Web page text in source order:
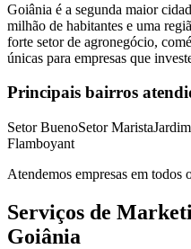
Goiânia é a segunda maior
milhão de habitantes e uma
forte setor de agronegócio,
únicas para empresas que
Principais bairros
Setor BuenoSetor Marista
Flamboyant
Atendemos empresas em todos
Serviços de
Goiânia